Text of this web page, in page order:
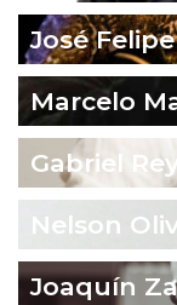
José
Marcelo
Gabriel
Nelson
Joaquín